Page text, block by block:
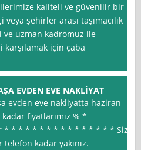
kaliteli ve güvenilir bir
şehirler arası taşımacılık
uzman kadromuz ile
için çaba
EVDEN EVE NAKLİYAT
evden eve nakliyatta haziran
kadar fiyatlarımız % *
* * * * * * * * * * * * * * * * Siz
kadar yakınız.